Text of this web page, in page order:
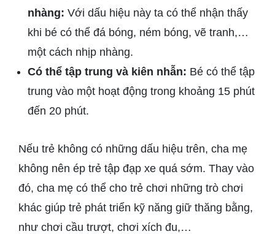
nhàng: Với dấu hiệu này ta có thể nhận thấy
khi bé có thể đá bóng, ném bóng, vẽ tranh,…
một cách nhịp nhàng.
Có thể tập trung và kiên nhẫn: Bé có thể tập
trung vào một hoạt động trong khoảng 15 phút
đến 20 phút.
Nếu trẻ không có những dấu hiệu trên, cha mẹ
không nên ép trẻ tập đạp xe quá sớm. Thay vào
đó, cha mẹ có thể cho trẻ chơi những trò chơi
khác giúp trẻ phát triển kỹ năng giữ thăng bằng,
như chơi cầu trượt, chơi xích đu,…